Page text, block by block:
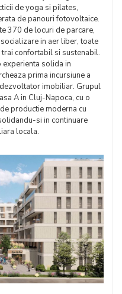
de yoga si pilates,
de panouri fotovoltaice.
370 de locuri de parcare,
in aer liber, toate
confortabil si sustenabil.
experienta solida in
prima incursiune a
imobiliar. Grupul
A in Cluj-Napoca, cu o
productie moderna cu
si in continuare
locala.